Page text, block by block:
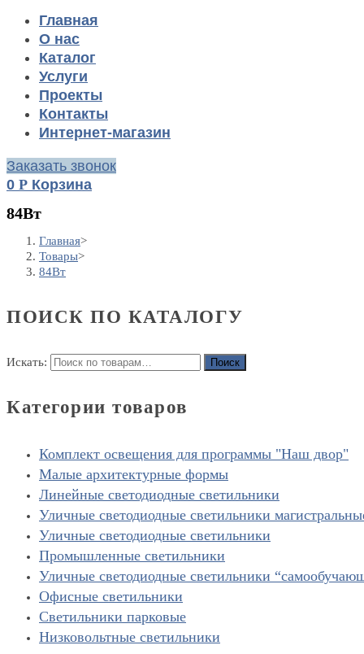
Главная
О нас
Каталог
Услуги
Проекты
Контакты
Интернет-магазин
Заказать звонок
0 Р Корзина
84Вт
Главная>
Товары>
84Вт
ПОИСК ПО КАТАЛОГУ
Искать: Поиск
Категории товаров
Комплект освещения для программы "Наш двор"
Малые архитектурные формы
Линейные светодиодные светильники
Уличные светодиодные светильники
Уличные светодиодные светильники
Промышленные светильники
Уличные светодиодные светильники
Офисные светильники
Светильники парковые
Низковольтные светильники